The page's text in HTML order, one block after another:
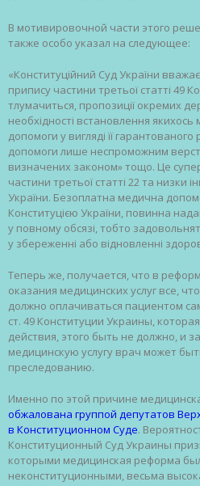
В мотивировочной части этого
также особо указал на следующее:
«Конституційний Суд України
припису частини третьої статті 49
тлумачиться, пропозиції окремих
необхідності встановлення
допомоги у вигляді її гарантованого
допомоги лише неспроможним
визначених законом» тощо. Це
частини третьої статті 22 та низки
України. Безоплатна медична
Конституцією України, повинна
у повному обсязі, тобто
у збереженні або відновленні
Теперь же, получается, что в
оказания медицинских услуг все,
должно оплачиваться пациентом
ст. 49 Конституции Украины,
действия, этого быть не должно, и
медицинскую услугу врач может
преследованию.
Именно по этой причине
обжалована группой депутатов
в Конституционном Суде.
Конституционный Суд Украины
которыми медицинская реформа
неконституционными, весьма